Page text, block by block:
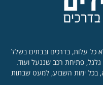
כל עלות, בדרכים ובבתים בשלל
פתיחת רכב שננעל ועוד.
24 שעות ביממה, בכל ימות השבוע, למעט שבתות